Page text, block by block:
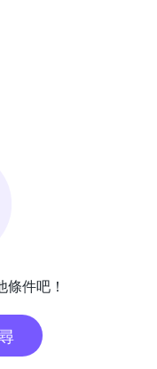
件吧！